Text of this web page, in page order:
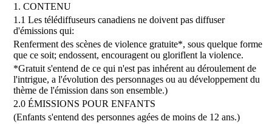
1. CONTENU
1.1 Les télédiffuseurs canadiens ne doivent pas diffuser
d'émissions qui:
Renferment des scènes de violence gratuite*, sous quelque forme
que ce soit; endossent, encouragent ou gloriflent la violence.
*Gratuit s'entend de ce qui n'est pas inhérent au déroulement de
l'intrigue, a l'évolution des personnages ou au développement du
thème de l'émission dans son ensemble.)
2.0 ÉMISSIONS POUR ENFANTS
(Enfants s'entend des personnes agées de moins de 12 ans.)